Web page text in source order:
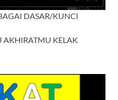
DASAR/KUNCI
KELAK